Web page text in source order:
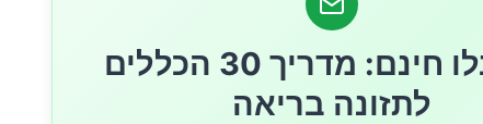
🎁 קבלו חינם: מדריך 30 הכללים
לתזונה בריאה